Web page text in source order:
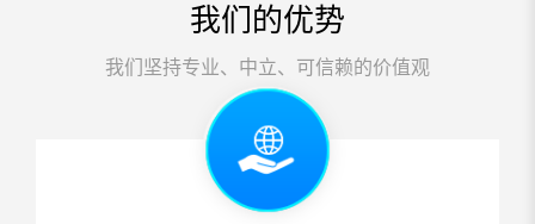
我们的优势
我们坚持专业、中立、可信赖的价值观